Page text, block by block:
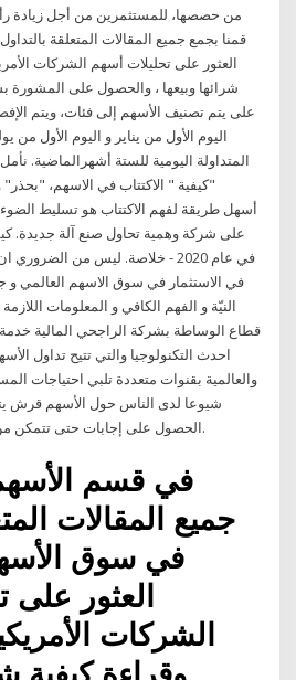
من حصصها، للمستثمرين من أجل زيادة
قمنا بجمع جميع المقالات المتعلقة
العثور على تحليلات أسهم الشركات
شرائها وبيعها ، والحصول على المشورة
على يتم تصنيف الأسهم إلى فئات، ويتم
اليوم الأول من يناير و اليوم الأول من
المتداولة اليومية للستة أشهرالماضية.
"كيفية " الاكتتاب في الاسهم،
على شركة وهمية تحاول صنع آلة جديدة.
في عام 2020 - خلاصة. ليس من
في الاستثمار في سوق الاسهم العالمي و
النيّة و الفهم الكافي و المعلومات
قطاع الوساطة بشركة الراجحي المالية
احدث التكنولوجيا والتي تتيح تداول
والعالمية بقنوات متعددة تلبي احتياجات
شيوعا لدى الناس حول الأسهم قرش
الحصول على إجابات حتى تتمكن من جعل الاستثمار الأكثر تعليما.
في قسم
جميع المقالات
في سوق
العثور
الشركات